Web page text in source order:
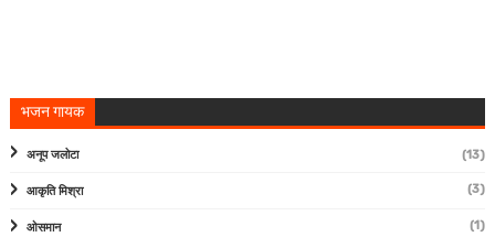
भजन गायक
अनूप जलोटा (13)
आकृति मिश्रा (3)
ओसमान (1)